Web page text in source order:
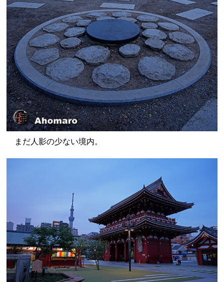
まだ人影の少ない境内。